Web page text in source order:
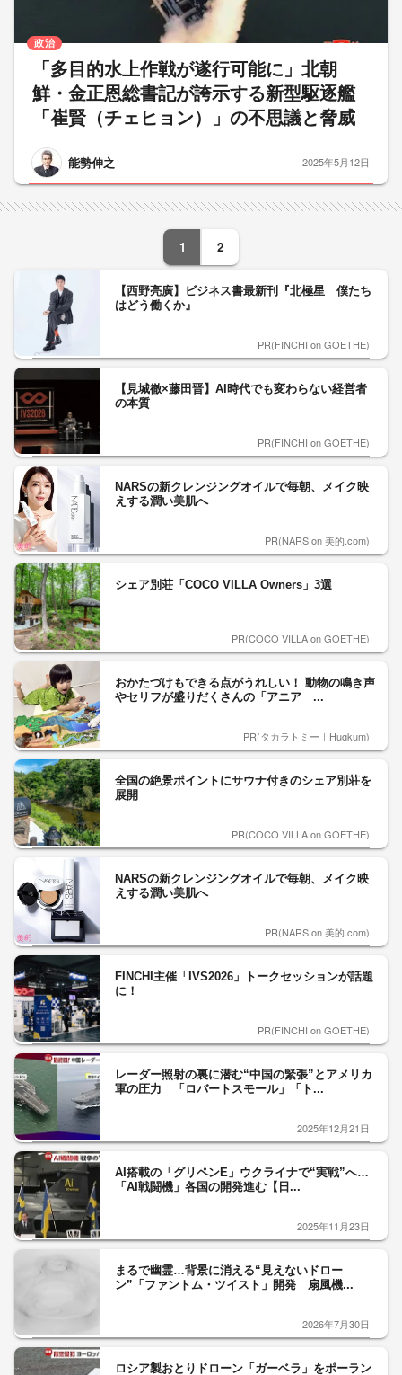
「多目的水上作戦が遂行可能に」北朝
鮮・金正恩総書記が誇示する新型駆逐艦
「崔賢（チェヒョン）」の不思議と脅威
能勢伸之
政治
2025年5月12日
1 2
【西野亮廣】ビジネス書最新刊『北極星 僕たち
はどう働くか』
PR(FINCHI on GOETHE)
【見城徹×藤田晋】AI時代でも変わらない経営者
の本質
PR(FINCHI on GOETHE)
NARSの新クレンジングオイルで毎朝、メイク映
えする潤い美肌へ
PR(NARS on 美的.com)
シェア別荘「COCO VILLA Owners」3選
PR(COCO VILLA on GOETHE)
おかたづけもできる点がうれしい！ 動物の鳴き声
やセリフが盛りだくさんの「アニア ...
PR(タカラトミー｜Hugkum)
全国の絶景ポイントにサウナ付きのシェア別荘を
展開
PR(COCO VILLA on GOETHE)
NARSの新クレンジングオイルで毎朝、メイク映
えする潤い美肌へ
PR(NARS on 美的.com)
FINCHI主催「IVS2026」トークセッションが話題
に！
PR(FINCHI on GOETHE)
レーダー照射の裏に潜む“中国の緊張”とアメリカ
軍の圧力 「ロバートスモール」「ト...
2025年12月21日
AI搭載の「グリペンE」ウクライナで“実戦”へ…
「AI戦闘機」各国の開発進む【日...
2025年11月23日
まるで幽霊…背景に消える“見えないドロー
ン”「ファントム・ツイスト」開発 扇風機...
2026年7月30日
ロシア製おとりドローン「ガーベラ」をポーラン